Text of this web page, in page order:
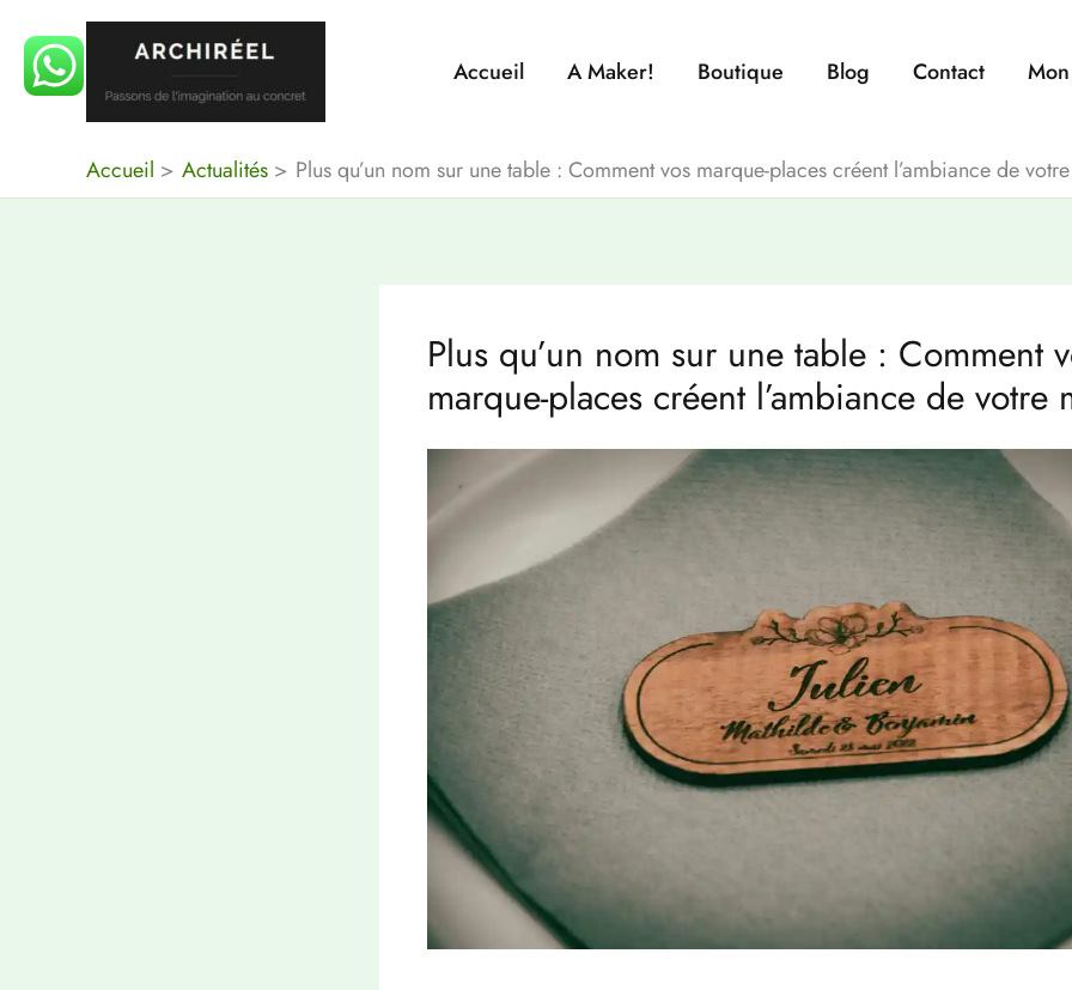
contenu
Accueil A Maker! Boutique Blog Contact
Accueil Actualités Plus qu’un nom sur une table : Comment vos marque-places créent l’ambiance de
Plus qu’un nom sur une table : Comment
marque-places créent l’ambiance de votre